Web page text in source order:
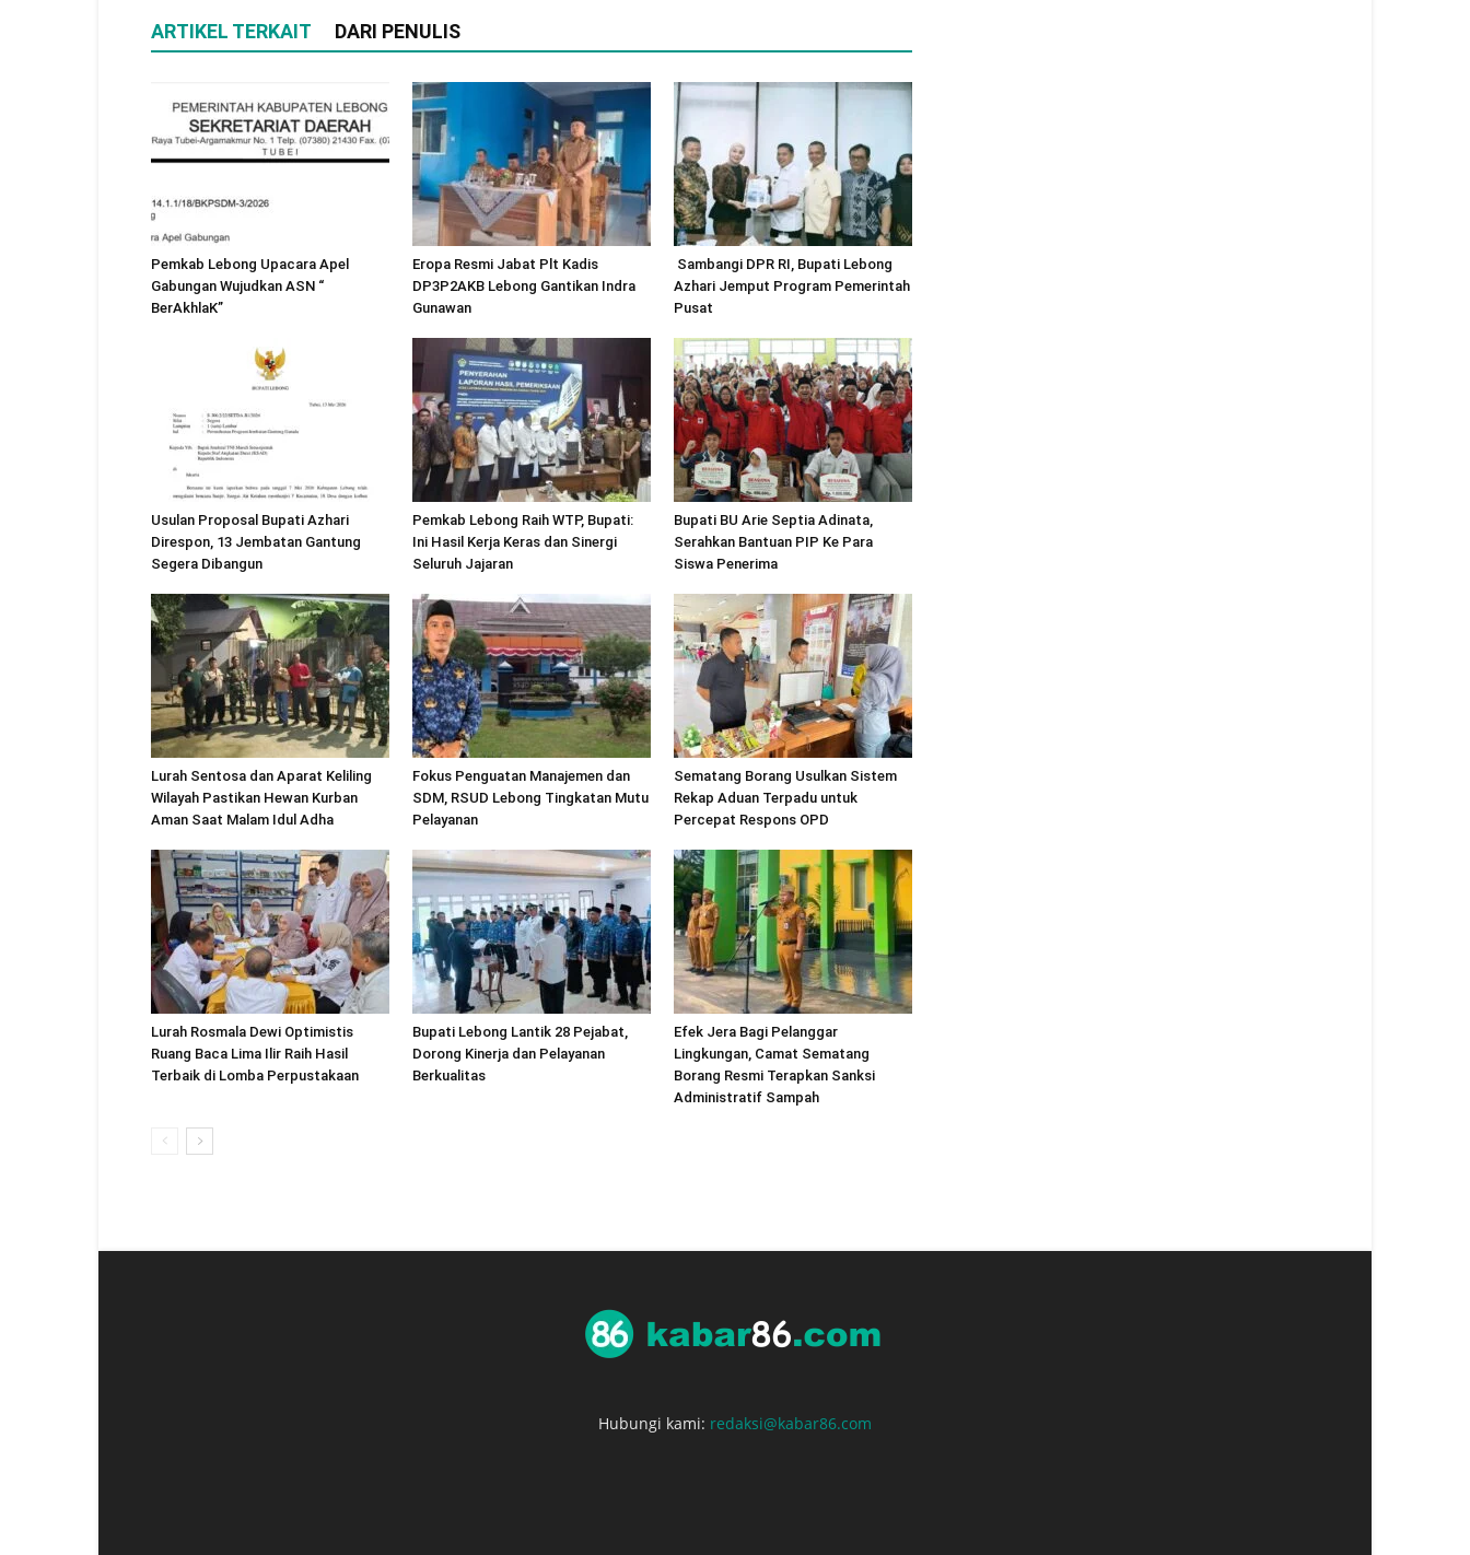
ARTIKEL TERKAIT DARI PENULIS
Pemkab Lebong Upacara Apel
Gabungan Wujudkan ASN “
BerAkhlaK”
Eropa Resmi Jabat Plt Kadis
DP3P2AKB Lebong Gantikan Indra
Gunawan
Sambangi DPR RI, Bupati Lebong
Azhari Jemput Program Pemerintah
Pusat
Usulan Proposal Bupati Azhari
Direspon, 13 Jembatan Gantung
Segera Dibangun
Pemkab Lebong Raih WTP, Bupati:
Ini Hasil Kerja Keras dan Sinergi
Seluruh Jajaran
Bupati BU Arie Septia Adinata,
Serahkan Bantuan PIP Ke Para
Siswa Penerima
Lurah Sentosa dan Aparat Keliling
Wilayah Pastikan Hewan Kurban
Aman Saat Malam Idul Adha
Fokus Penguatan Manajemen dan
SDM, RSUD Lebong Tingkatan Mutu
Pelayanan
Sematang Borang Usulkan Sistem
Rekap Aduan Terpadu untuk
Percepat Respons OPD
Lurah Rosmala Dewi Optimistis
Ruang Baca Lima Ilir Raih Hasil
Terbaik di Lomba Perpustakaan
Bupati Lebong Lantik 28 Pejabat,
Dorong Kinerja dan Pelayanan
Berkualitas
Efek Jera Bagi Pelanggar
Lingkungan, Camat Sematang
Borang Resmi Terapkan Sanksi
Administratif Sampah
Hubungi kami: redaksi@kabar86.com